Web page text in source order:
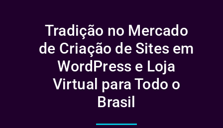
Tradição no Mercado
de Criação de Sites em
WordPress e Loja
Virtual para Todo o
Brasil